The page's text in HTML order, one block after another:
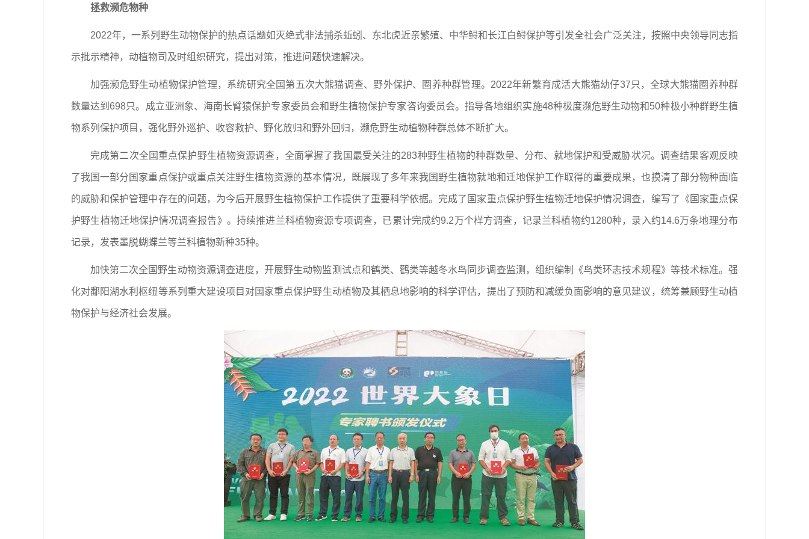
拯救濒危物种
2022年，一系列野生动物保护的热点话题如灭绝式非法捕杀蚯蚓、东北虎近亲繁殖、中华鲟和长江白鲟保护等引发全社会广泛关注，按照中央领导同志指
示批示精神，动植物司及时组织研究，提出对策，推进问题快速解决。
加强濒危野生动植物保护管理，系统研究全国第五次大熊猫调查、野外保护、圈养种群管理。2022年新繁育成活大熊猫幼仔37只，全球大熊猫圈养种群
数量达到698只。成立亚洲象、海南长臂猿保护专家委员会和野生植物保护专家咨询委员会。指导各地组织实施48种极度濒危野生动物和50种极小种群野生植
物系列保护项目，强化野外巡护、收容救护、野化放归和野外回归，濒危野生动植物种群总体不断扩大。
完成第二次全国重点保护野生植物资源调查，全面掌握了我国最受关注的283种野生植物的种群数量、分布、就地保护和受威胁状况。调查结果客观反映
了我国一部分国家重点保护或重点关注野生植物资源的基本情况，既展现了多年来我国野生植物就地和迁地保护工作取得的重要成果，也摸清了部分物种面临
的威胁和保护管理中存在的问题，为今后开展野生植物保护工作提供了重要科学依据。完成了国家重点保护野生植物迁地保护情况调查，编写了《国家重点保
护野生植物迁地保护情况调查报告》。持续推进兰科植物资源专项调查，已累计完成约9.2万个样方调查，记录兰科植物约1280种，录入约14.6万条地理分布
记录，发表墨脱蝴蝶兰等兰科植物新种35种。
加快第二次全国野生动物资源调查进度，开展野生动物监测试点和鹤类、鹳类等越冬水鸟同步调查监测，组织编制《鸟类环志技术规程》等技术标准。强
化对鄱阳湖水利枢纽等系列重大建设项目对国家重点保护野生动植物及其栖息地影响的科学评估，提出了预防和减缓负面影响的意见建议，统筹兼顾野生动植
物保护与经济社会发展。